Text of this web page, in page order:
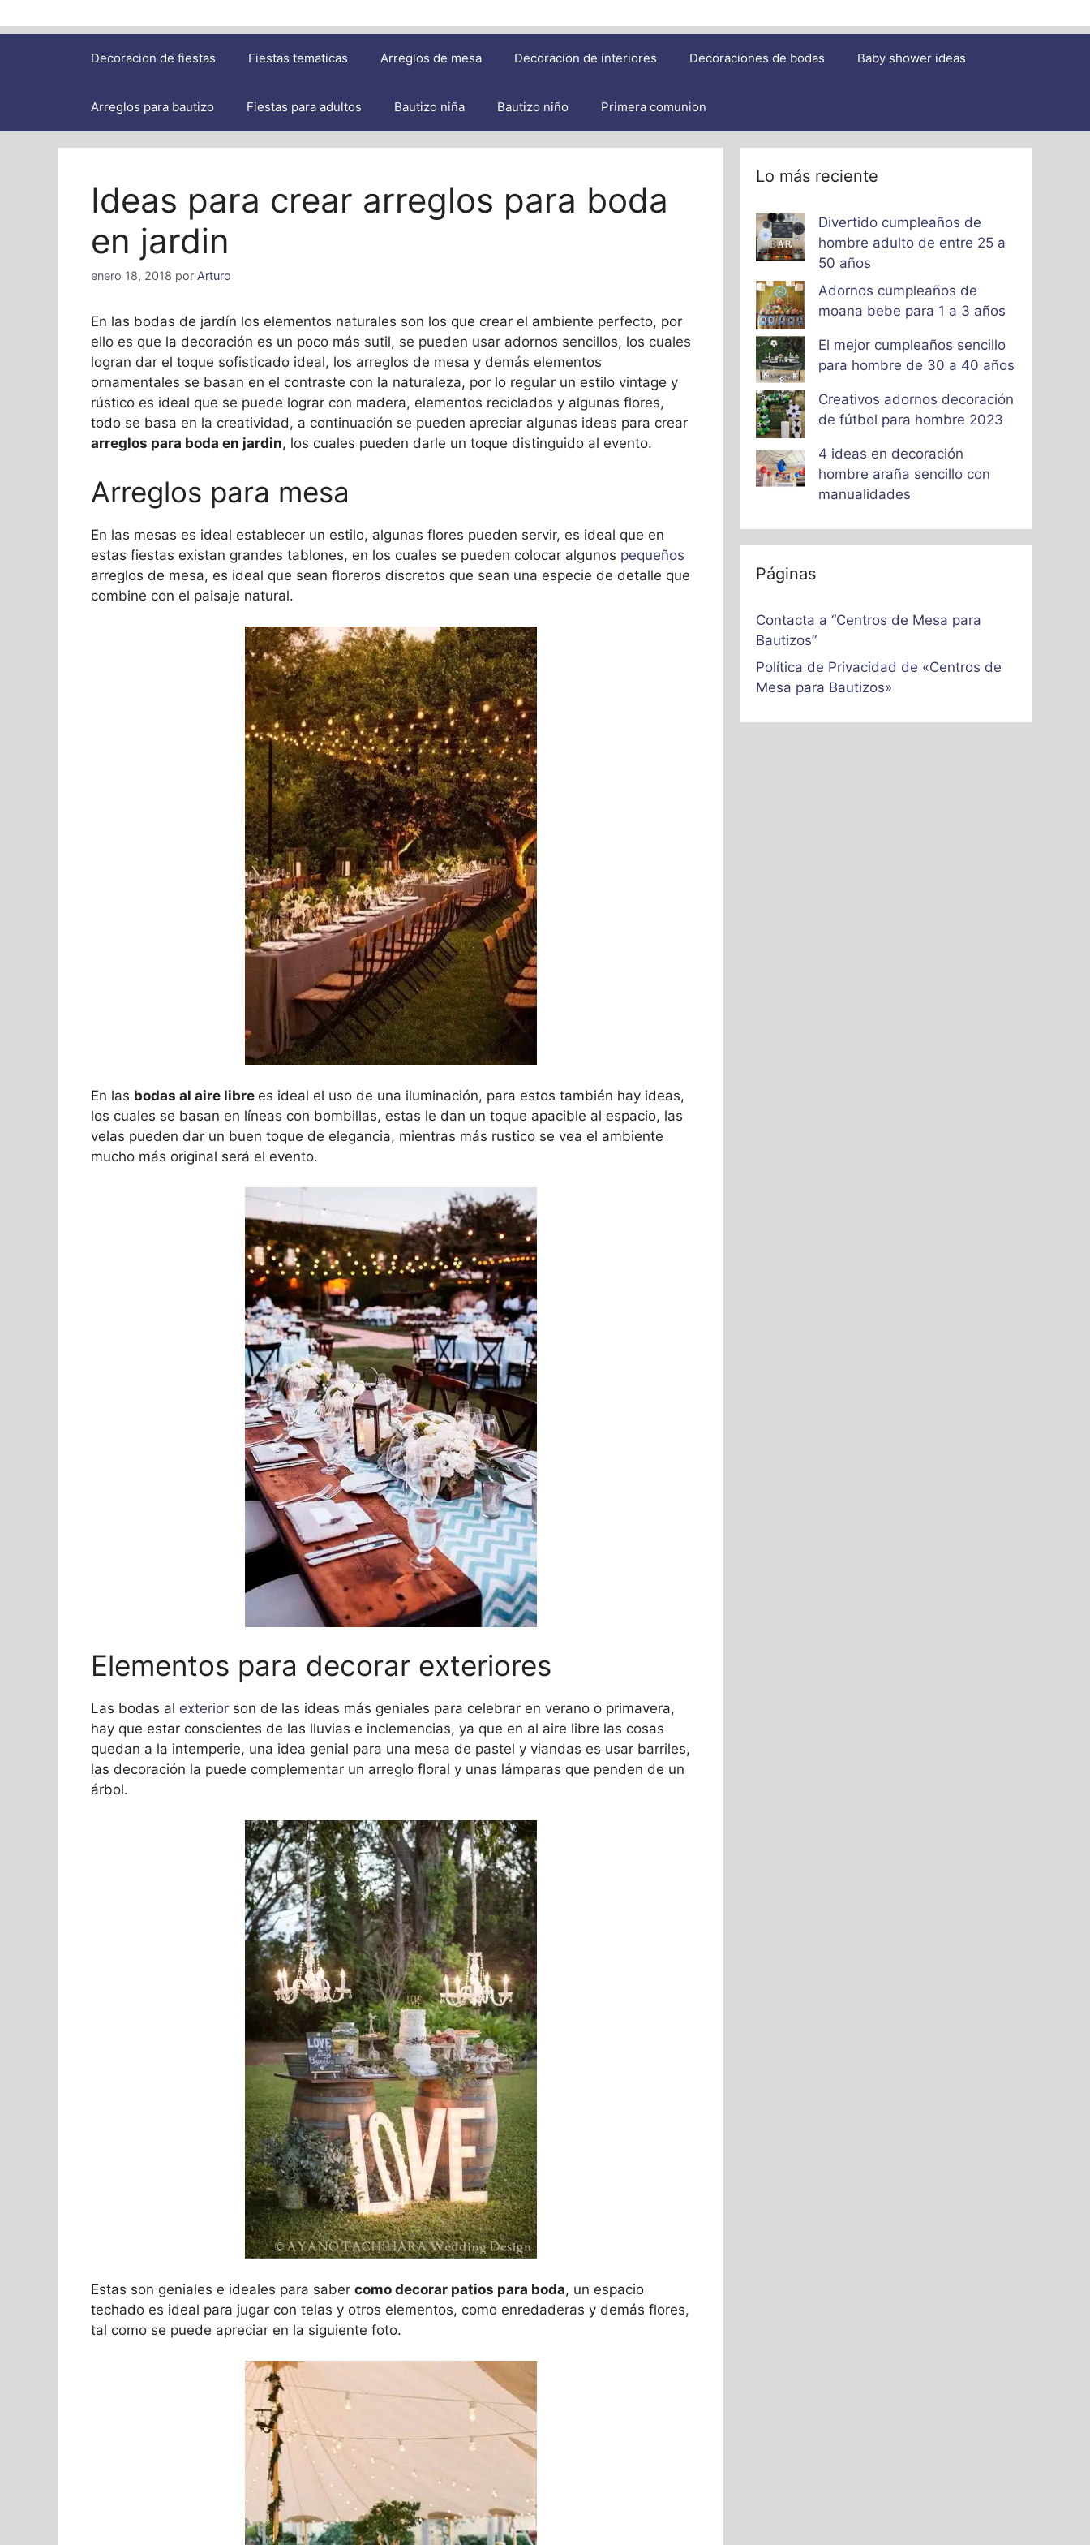
Decoracion de fiestas Fiestas tematicas Arreglos de mesa Decoracion de interiores Decoraciones de bodas Baby shower ideas
Arreglos para bautizo Fiestas para adultos Bautizo niña Bautizo niño Primera comunion
Ideas para crear arreglos para boda
en jardin
enero 18, 2018 por Arturo
En las bodas de jardín los elementos naturales son los que crear el ambiente perfecto, por
ello es que la decoración es un poco más sutil, se pueden usar adornos sencillos, los cuales
logran dar el toque sofisticado ideal, los arreglos de mesa y demás elementos
ornamentales se basan en el contraste con la naturaleza, por lo regular un estilo vintage y
rústico es ideal que se puede lograr con madera, elementos reciclados y algunas flores,
todo se basa en la creatividad, a continuación se pueden apreciar algunas ideas para crear
arreglos para boda en jardin, los cuales pueden darle un toque distinguido al evento.
Arreglos para mesa
En las mesas es ideal establecer un estilo, algunas flores pueden servir, es ideal que en
estas fiestas existan grandes tablones, en los cuales se pueden colocar algunos pequeños
arreglos de mesa, es ideal que sean floreros discretos que sean una especie de detalle que
combine con el paisaje natural.
En las bodas al aire libre es ideal el uso de una iluminación, para estos también hay ideas,
los cuales se basan en líneas con bombillas, estas le dan un toque apacible al espacio, las
velas pueden dar un buen toque de elegancia, mientras más rustico se vea el ambiente
mucho más original será el evento.
Elementos para decorar exteriores
Las bodas al exterior son de las ideas más geniales para celebrar en verano o primavera,
hay que estar conscientes de las lluvias e inclemencias, ya que en al aire libre las cosas
quedan a la intemperie, una idea genial para una mesa de pastel y viandas es usar barriles,
las decoración la puede complementar un arreglo floral y unas lámparas que penden de un
árbol.
Estas son geniales e ideales para saber como decorar patios para boda, un espacio
techado es ideal para jugar con telas y otros elementos, como enredaderas y demás flores,
tal como se puede apreciar en la siguiente foto.
Lo más reciente
Divertido cumpleaños de
hombre adulto de entre 25 a
50 años
Adornos cumpleaños de
moana bebe para 1 a 3 años
El mejor cumpleaños sencillo
para hombre de 30 a 40 años
Creativos adornos decoración
de fútbol para hombre 2023
4 ideas en decoración
hombre araña sencillo con
manualidades
Páginas
Contacta a “Centros de Mesa para
Bautizos”
Política de Privacidad de «Centros de
Mesa para Bautizos»